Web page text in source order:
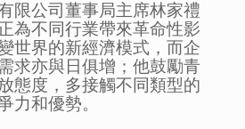
限公司董事局主席林家禮
為不同行業帶來革命性影
世界的新經濟模式，而企
求亦與日俱增；他鼓勵青
態度，多接觸不同類型的
力和優勢。